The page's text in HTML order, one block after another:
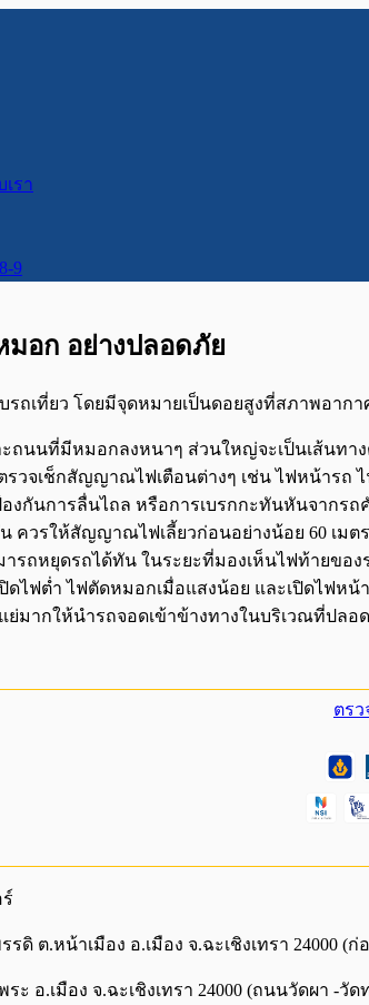
เรา
9
มอก อย่างปลอดภัย
ถเที่ยว โดยมีจุดหมายเป็นดอยสูงที่สภาพอา
ะถนนที่มีหมอกลงหนาๆ ส่วนใหญ่จะเป็นเส้นท
รวจเช็กสัญญาณไฟเตือนต่างๆ เช่น ไฟหน้ารถ
งกันการลื่นไถล หรือการเบรกกะทันหันจากร
ควรให้สัญญาณไฟเลี้ยวก่อนอย่างน้อย 60 เม
ารถหยุดรถได้ทัน ในระยะที่มองเห็นไฟท้ายข
ไฟต่ำ ไฟตัดหมอกเมื่อแสงน้อย และเปิดไฟห
มากให้นำรถจอดเข้าข้างทางในบริเวณที่ปลอ
ตร
ดิ ต.หน้าเมือง อ.เมือง จ.ฉะเชิงเทรา 24000 (
ะ อ.เมือง จ.ฉะเชิงเทรา 24000 (ถนนวัดผา -วัด